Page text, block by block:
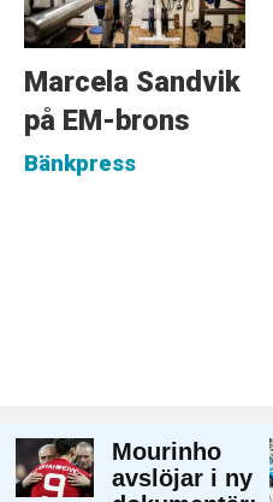
Marcela Sandvik
på EM-brons
Bänkpress